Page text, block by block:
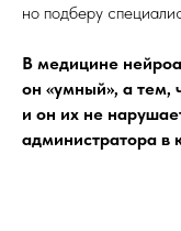
но подберу
В медицине
он «умный», а тем,
и он их не
администратора в